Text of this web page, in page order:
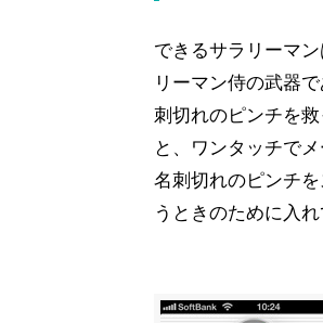
できるサラリーマ
リーマン侍の武器
刺切れのピンチを
と、ワンタッチで
名刺切れのピンチ
うときのために入れ